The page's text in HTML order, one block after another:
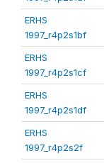
ERHS
1997_r4p2s1bf
ERHS
1997_r4p2s1cf
ERHS
1997_r4p2s1df
ERHS
1997_r4p2s2f